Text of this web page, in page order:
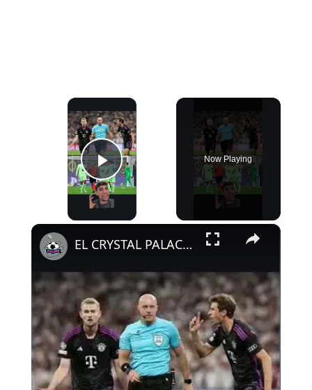
×
Play Video
Now Playing
×
EL CRYSTAL PALACE LE DA LA RAZÓN AL ATLETI